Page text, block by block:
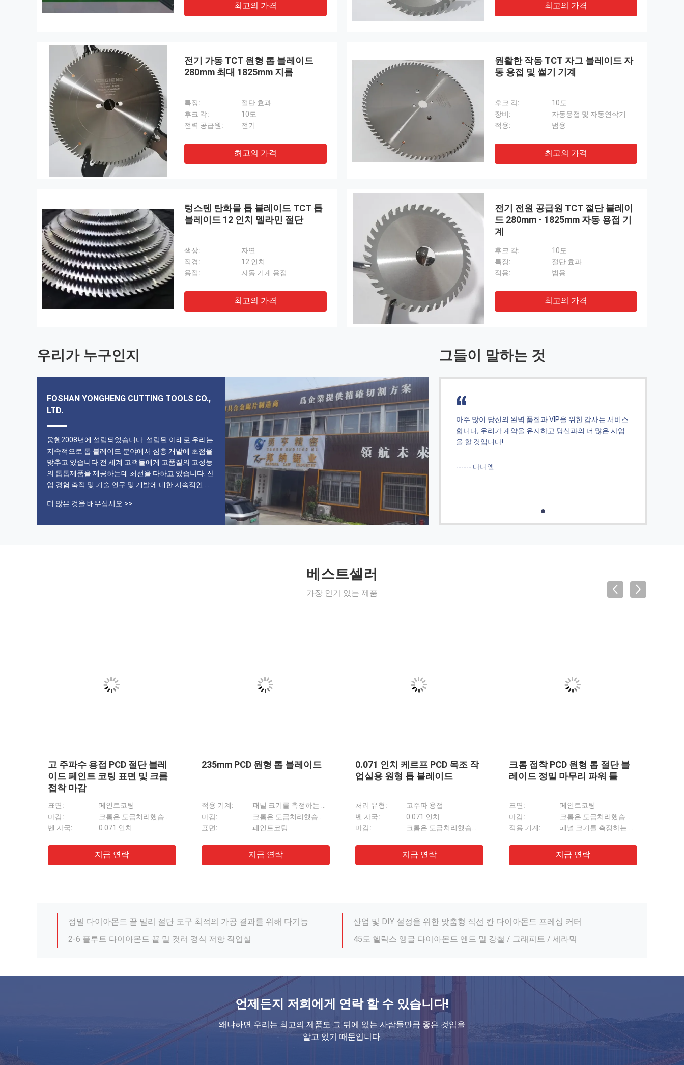
최고의 가격 최고의 가격
전기 가동 TCT 원형 톱 블레이드
280mm 최대 1825mm 지름
특징:
절단 효과
후크 각:
10도
전력 공급원:
전기
최고의 가격
원활한 작동 TCT 자그 블레이드 자
동 용접 및 썰기 기계
후크 각:
10도
장비:
자동용접 및 자동연삭기
적용:
범용
최고의 가격
텅스텐 탄화물 톱 블레이드 TCT 톱
블레이드 12 인치 멜라민 절단
색상:
자연
직경:
12 인치
용접:
자동 기계 용접
최고의 가격
전기 전원 공급원 TCT 절단 블레이
드 280mm - 1825mm 자동 용접 기
계
후크 각:
10도
특징:
절단 효과
적용:
범용
최고의 가격
우리가 누구인지
FOSHAN YONGHENG CUTTING TOOLS CO.,
LTD.
웅헨2008년에 설립되었습니다. 설립된 이래로 우리는
지속적으로 톱 블레이드 분야에서 심층 개발에 초점을
맞추고 있습니다.전 세계 고객들에게 고품질의 고성능
의 톱톱제품을 제공하는데 최선을 다하고 있습니다. 산
업 경험 축적 및 기술 연구 및 개발에 대한 지속적인 투
습니다.팀 구성원들은 끊임없이 새로운 재료와 첨단 제
더 많은 것을 배우십시오 >>
그들이 말하는 것
아주 많이 당신의 완벽 품질과 VIP을 위한 감사는 서비스
합니다, 우리가 계약을 유지하고 당신과의 더 많은 사업
을 할 것입니다!
------ 다니엘
아주 많이 당신의 완벽 품질과 VIP을 위한 감사는 서비스
합니다, 우리가 계약을 유지하고 당신과의 더 많은 사업
을 할 것입니다!
------ 다니엘
베스트셀러
가장 인기 있는 제품
패널 사이징 기계 PCD 다이아몬
드 블레이드 고 주파수 용접 효
율을 위해
벤 자국:
0.071 인치
처리 유형:
고주파 용접
표면:
페인트코팅
지금 연락
크롬 접착 된 마무리 원형 PCD
마감:
크롬은 도금처리했습니다
호환성:
대부분의 원형 톱에 적합합니다
벤 자국:
0.071 인치
지금 연락
보호 케이스 포함 PCD 원형 톱
블레이드 75mm 중량 절단
이 타입:
PCD 치아
구멍:
30, 75, 80mm
테어스스:
12
지금 연락
원형 PCD 톱 블레이드 패널 사
이징 머신
처리 유형:
고주파 용접
적용 기계:
패널 크기를 측정하는 기계
호환성:
대부분의 원형 톱에 적합합니다
지금 연락
바닥 베어링 고형 탄화물 라우터 비트 산업 정밀 부드러운 절단 나무 작업
고체 탄화물 재료 고속 직변 라우터 비트
4.0mm 치아 너비 원형 톱 다이아몬드 블레이드 채굴 석판
정밀 75Cr1 다이아몬드 절단 블레이드 원형 톱 4.0mm 치아 너비
부드럽고 정확한 절단 프로세스를 위해 진동 방지 다이아몬드 밀링 커터
직지형 다이아몬드 프레싱 커터 정밀 가공에 착용 저항
직선 칸 다이아몬드 프레싱 도구 정밀 절단을위한 부패 저항
빈도 용접 PCD 원형 톱 블레이드 부드러운 절단
주파수 용접 회로 PCD 판 자루 블레이드 패널 사이징 기계
고체 탄화물 재료 고속 직변 라우터 비트
정밀 절단 크롬 접착 PCD 원형 톱 블레이드 0.071 인치 커프
4.0mm 치아 너비 원형 톱 다이아몬드 블레이드 채굴 석판
채굴 석판 75Cr1 다이아몬드 원형 톱 블레이드
정밀 75Cr1 다이아몬드 절단 블레이드 원형 톱 4.0mm 치아 너비
75Cr1 다이아몬드 톱 원형 톱 블레이드
언제든지 저희에게 연락 할 수 있습니다!
왜냐하면 우리는 최고의 제품도 그 뒤에 있는 사람들만큼 좋은 것임을
알고 있기 때문입니다.